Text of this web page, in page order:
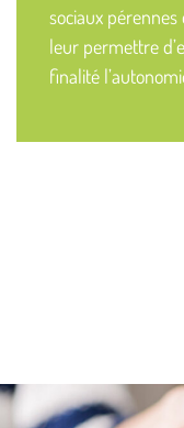
sociaux
leur permettre
finalité